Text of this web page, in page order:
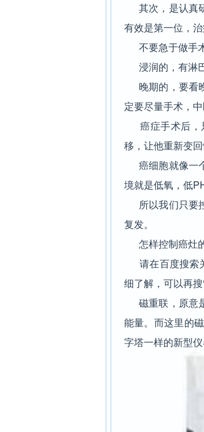
其次，是认真
有效是第一位，
不要急于做手术
浸润的，有淋巴
晚期的，要看
定要尽量手术，
癌症手术后，
移，让他重新变回
癌细胞就像一
境就是低氧，低
所以我们只要
复发。
怎样控制癌灶
请在百度搜索
细了解，可以再搜
磁重联，原意
能量。而这里的
字塔一样的新型仪